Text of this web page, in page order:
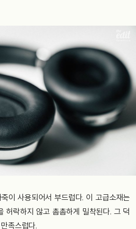
이 사용되어서 부드럽다. 이 고급소재는
허락하지 않고 촘촘하게 밀착된다. 그 덕
족스럽다.